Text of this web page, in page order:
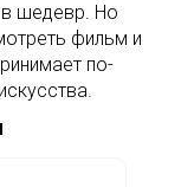
шедевр. Но
фильм и
по-